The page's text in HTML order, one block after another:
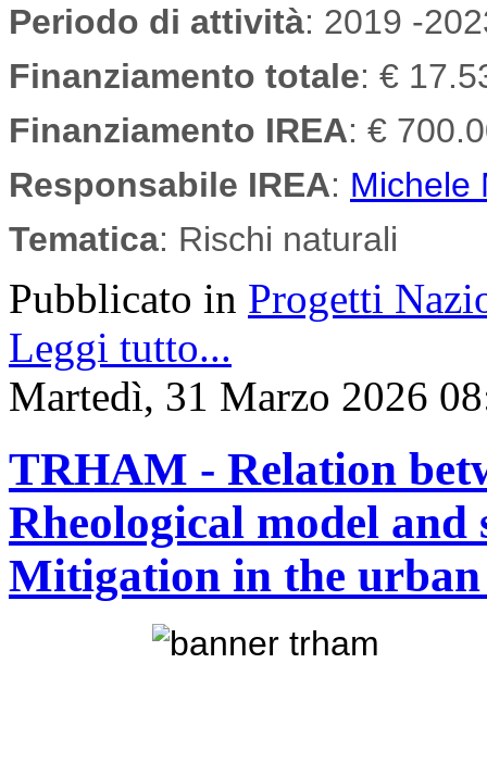
Periodo di attività: 2019 -
Finanziamento totale: €
Finanziamento IREA: €
Responsabile IREA: Michele
Tematica: Rischi naturali
Pubblicato in Progetti
Leggi tutto...
Martedì, 31 Marzo 2026
TRHAM - Relation
Rheological model
Mitigation in the